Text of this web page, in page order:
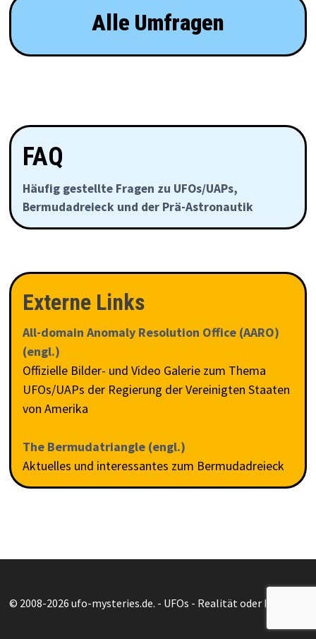
Alle Umfragen
FAQ
Häufig gestellte Fragen zu UFOs/UAPs,
Bermudadreieck und der Prä-Astronautik
Externe Links
All-domain Anomaly Resolution Office (AARO)
(engl.)
Offizielle Bilder- und Video Galerie zum Thema
UFOs/UAPs der Regierung der Vereinigten Staaten
von Amerika
The Bermudatriangle (engl.)
Aktuelles und interessantes zum Bermudadreieck
© 2008-2026 ufo-mysteries.de. - UFOs - Realität oder Illusion?